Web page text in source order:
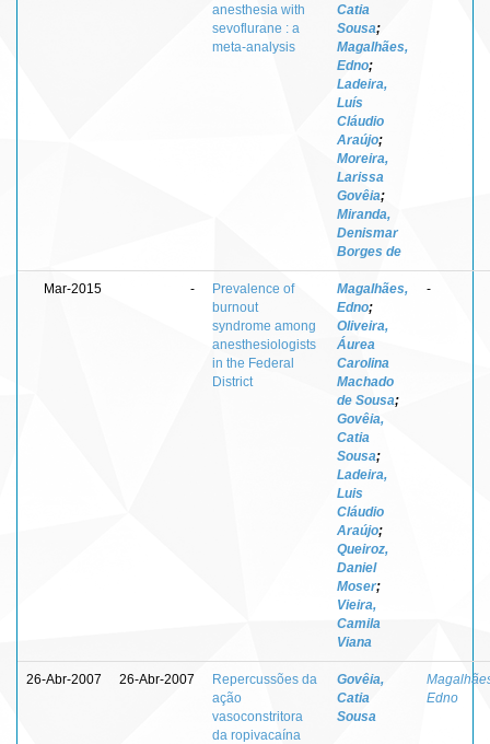
anesthesia with
sevoflurane : a
meta-analysis
Catia
Sousa;
Magalhães,
Edno;
Ladeira,
Luís
Cláudio
Araújo;
Moreira,
Larissa
Govêia;
Miranda,
Denismar
Borges de
Mar-2015 -
Prevalence of
burnout
syndrome among
anesthesiologists
in the Federal
District
Magalhães,
Edno;
Oliveira,
Áurea
Carolina
Machado
de Sousa;
Govêia,
Catia
Sousa;
Ladeira,
Luis
Cláudio
Araújo;
Queiroz,
Daniel
Moser;
Vieira,
Camila
Viana
-
26-Abr-2007 26-Abr-2007
Repercussões da
ação
vasoconstritora
da ropivacaína
Govêia,
Catia
Sousa
Edno